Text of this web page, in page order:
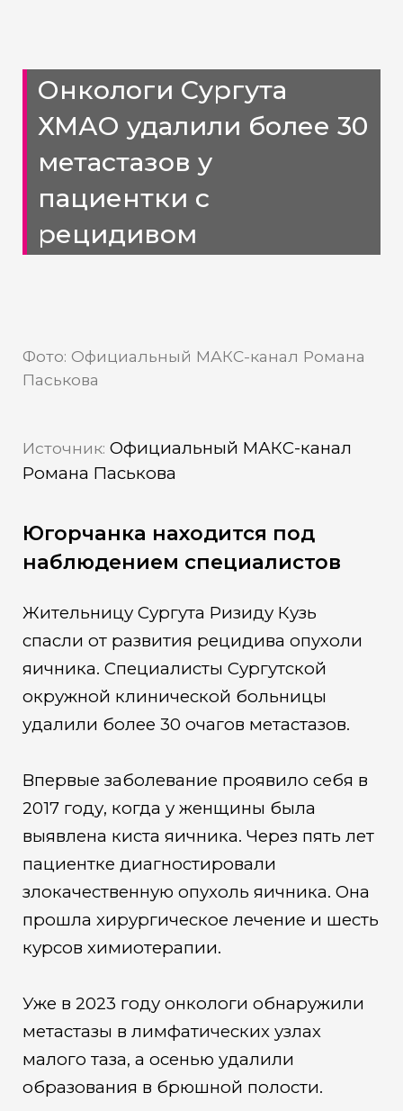
Онкологи Сургута
ХМАО удалили более 30
метастазов у
пациентки с
рецидивом
Фото: Официальный МАКС-канал Романа
Паськова
Источник: Официальный МАКС-канал
Романа Паськова
Югорчанка находится под
наблюдением специалистов
Жительницу Сургута Ризиду Кузь
спасли от развития рецидива опухоли
яичника. Специалисты Сургутской
окружной клинической больницы
удалили более 30 очагов метастазов.
Впервые заболевание проявило себя в
2017 году, когда у женщины была
выявлена киста яичника. Через пять лет
пациентке диагностировали
злокачественную опухоль яичника. Она
прошла хирургическое лечение и шесть
курсов химиотерапии.
Уже в 2023 году онкологи обнаружили
метастазы в лимфатических узлах
малого таза, а осенью удалили
образования в брюшной полости.